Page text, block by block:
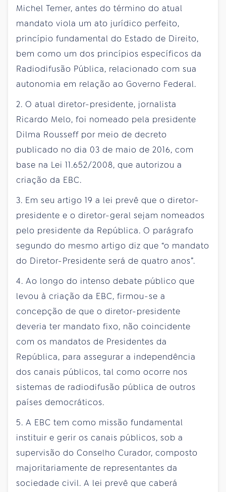
Michel Temer, antes do término do atual
mandato viola um ato jurídico perfeito,
princípio fundamental do Estado de Direito,
bem como um dos princípios específicos da
Radiodifusão Pública, relacionado com sua
autonomia em relação ao Governo Federal.
2. O atual diretor-presidente, jornalista
Ricardo Melo, foi nomeado pela presidente
Dilma Rousseff por meio de decreto
publicado no dia 03 de maio de 2016, com
base na Lei 11.652/2008, que autorizou a
criação da EBC.
3. Em seu artigo 19 a lei prevê que o diretor-
presidente e o diretor-geral sejam nomeados
pelo presidente da República. O parágrafo
segundo do mesmo artigo diz que “o mandato
do Diretor-Presidente será de quatro anos”.
4. Ao longo do intenso debate público que
levou à criação da EBC, firmou-se a
concepção de que o diretor-presidente
deveria ter mandato fixo, não coincidente
com os mandatos de Presidentes da
República, para assegurar a independência
dos canais públicos, tal como ocorre nos
sistemas de radiodifusão pública de outros
países democráticos.
5. A EBC tem como missão fundamental
instituir e gerir os canais públicos, sob a
supervisão do Conselho Curador, composto
majoritariamente de representantes da
sociedade civil. A lei prevê que caberá